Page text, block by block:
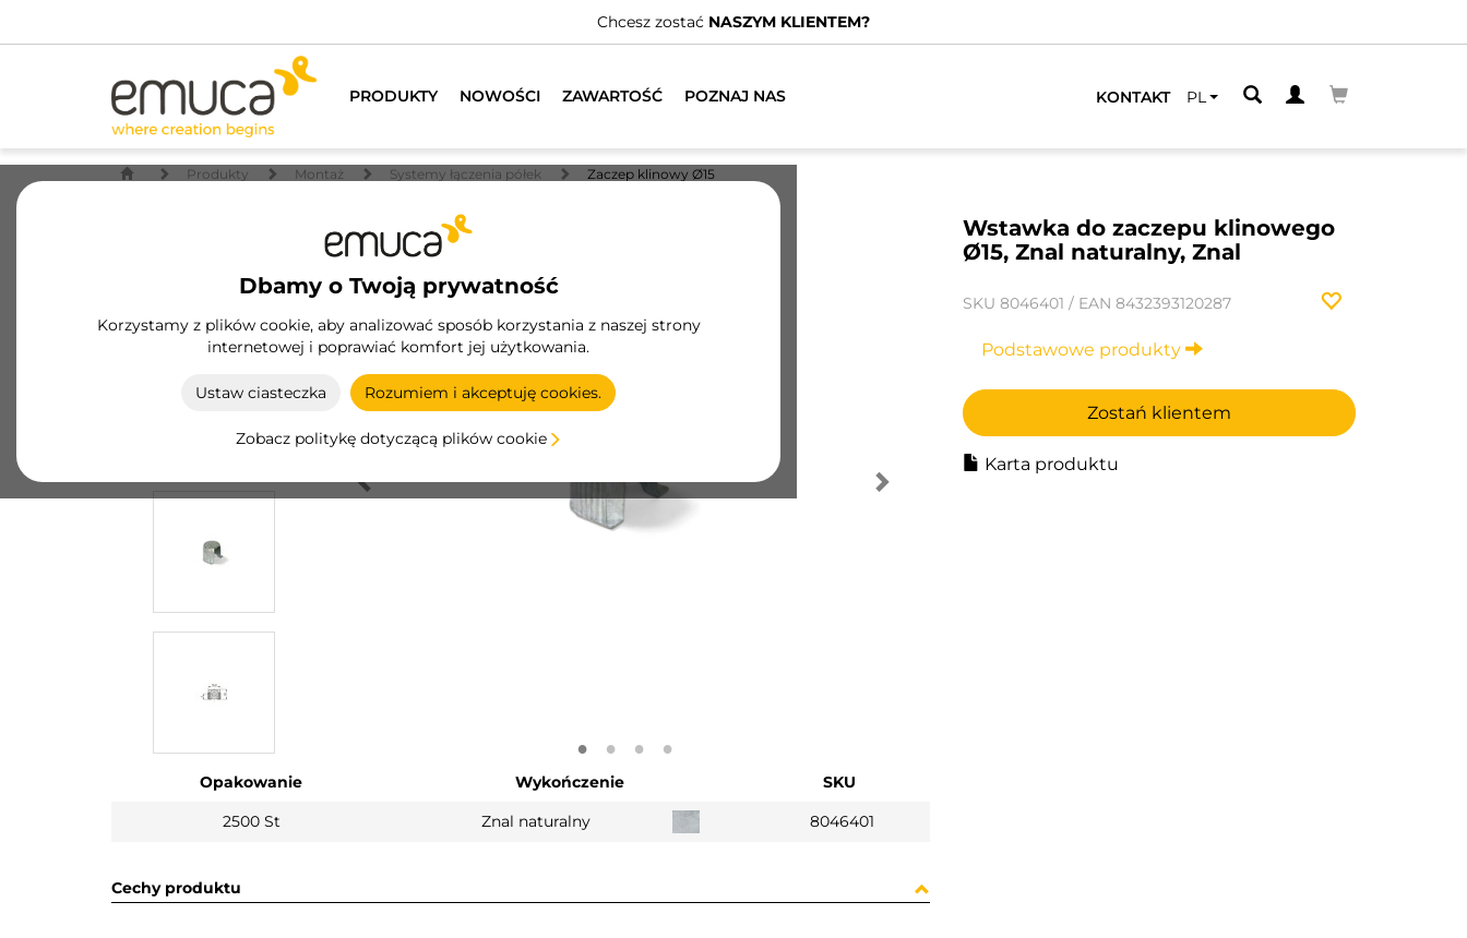
Chcesz zostać NASZYM KLIENTEM?
PRODUKTY NOWOŚCI ZAWARTOŚĆ POZNAJ NAS KONTAKT PL
Dbamy o Twoją prywatność
Korzystamy z plików cookie, aby analizować sposób korzystania z naszej strony
internetowej i poprawiać komfort jej użytkowania.
Ustaw ciasteczka Rozumiem i akceptuję cookies.
Zobacz politykę dotyczącą plików cookie
Produkty Montaż Systemy łączenia półek Zaczep klinowy Ø15
Wstawka do zaczepu klinowego
Ø15, Znal naturalny, Znal
SKU 8046401 / EAN 8432393120287
Podstawowe produkty
Zostań klientem
Karta produktu
Opakowanie Wykończenie
SKU
2500 St
Znal naturalny 8046401
Cechy produktu